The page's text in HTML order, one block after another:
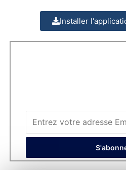
Installer